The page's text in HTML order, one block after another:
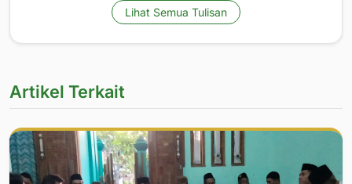
Lihat Semua Tulisan
Artikel Terkait